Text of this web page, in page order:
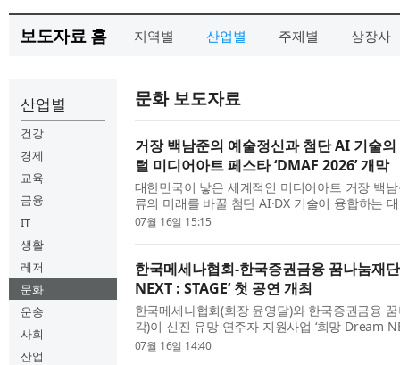
보도자료 홈 지역별 산업별 주제별 상장사
산업별
건강
경제
교육
금융
IT
생활
레저
문화
운송
사회
산업
문화 보도자료
거장 백남준의 예술정신과 첨단 AI 기술
털 미디어아트 페스타 ‘DMAF 2026’ 개막
대한민국이 낳은 세계적인 미디어아트 거장 백
류의 미래를 바꿀 첨단 AI·DX 기술이 융합하는
여름 서울 도심을 달군다. 디지털 미디어아트 페
07월 16일 15:15
한국메세나협회-한국증권금융 꿈나눔재
NEXT : STAGE’ 첫 공연 개최
한국메세나협회(회장 윤영달)와 한국증권금융
각)이 신진 유망 연주자 지원사업 ‘희망 Dream
연을 오는 8월 17일(월) 롯데콘서트홀에서 연다.
07월 16일 14:40